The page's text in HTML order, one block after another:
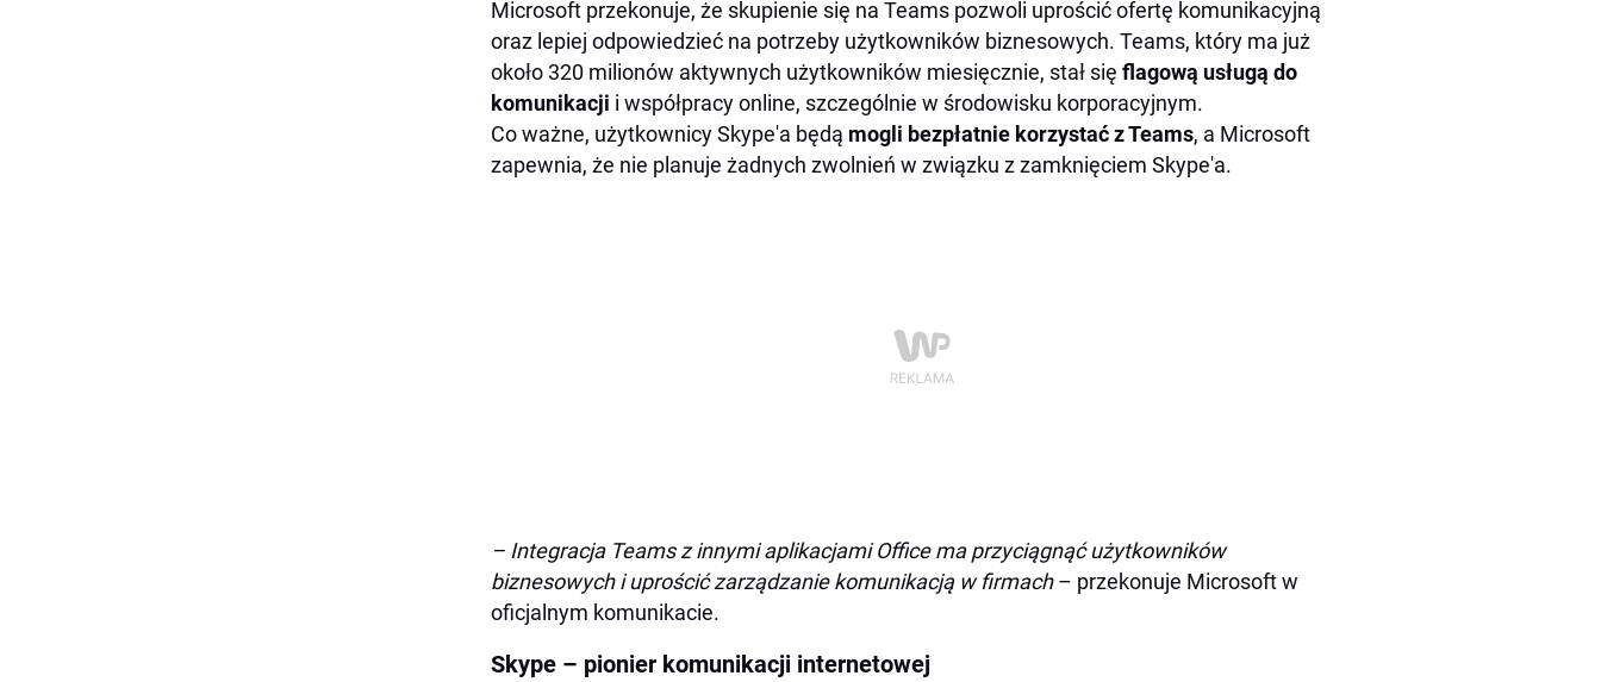
Microsoft przekonuje, że skupienie się na Teams pozwoli uprościć ofertę komunikacyjną
oraz lepiej odpowiedzieć na potrzeby użytkowników biznesowych. Teams, który ma już
około 320 milionów aktywnych użytkowników miesięcznie, stał się flagową usługą do
komunikacji i współpracy online, szczególnie w środowisku korporacyjnym.
Co ważne, użytkownicy Skype'a będą mogli bezpłatnie korzystać z Teams, a Microsoft
zapewnia, że nie planuje żadnych zwolnień w związku z zamknięciem Skype'a.
– Integracja Teams z innymi aplikacjami Office ma przyciągnąć użytkowników
biznesowych i uprościć zarządzanie komunikacją w firmach– przekonuje Microsoft w
oficjalnym komunikacie.
Skype – pionier komunikacji internetowej